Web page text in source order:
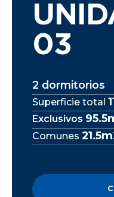
03
2 dormitorios
Superficie total
Exclusivos
Comunes